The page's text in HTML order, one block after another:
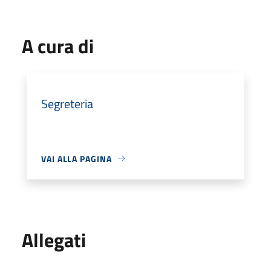
A cura di
Segreteria
VAI ALLA PAGINA
Allegati